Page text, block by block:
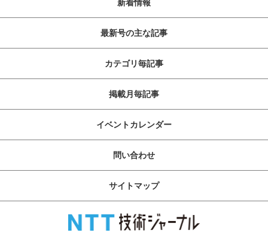
新着情報
最新号の主な記事
カテゴリ毎記事
掲載月毎記事
イベントカレンダー
問い合わせ
サイトマップ